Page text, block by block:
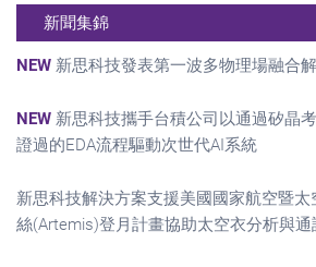
新聞集錦
NEW 新思科技發表第一波多物理場融合
NEW 新思科技攜手台積公司以通過矽晶
證過的EDA流程驅動次世代AI系統
新思科技解決方案支援美國國家航空暨太
絲(Artemis)登月計畫協助太空衣分析與